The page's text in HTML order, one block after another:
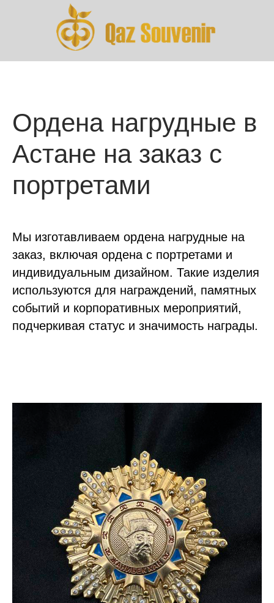
Ордена нагрудные в
Астане на заказ с
портретами
Мы изготавливаем ордена нагрудные на
заказ, включая ордена с портретами и
индивидуальным дизайном. Такие изделия
используются для награждений, памятных
событий и корпоративных мероприятий,
подчеркивая статус и значимость награды.